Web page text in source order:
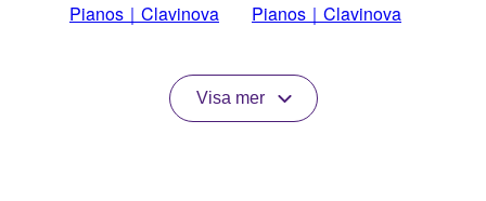
Pianos｜Clavinova Pianos｜Clavinova
Visa mer